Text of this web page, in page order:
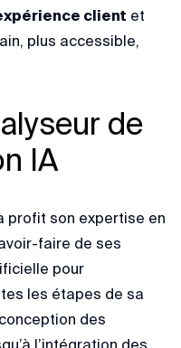
client et
plus accessible,
de
IA
profit son expertise en
faire de ses
pour
les étapes de sa
des
l’intégration des